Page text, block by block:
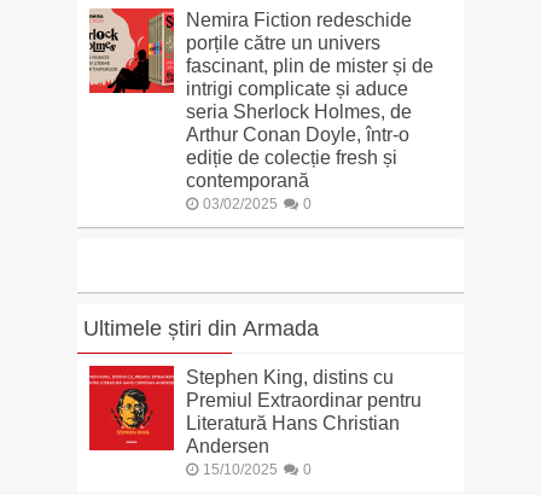
Nemira Fiction redeschide
porțile către un univers
fascinant, plin de mister și de
intrigi complicate și aduce
seria Sherlock Holmes, de
Arthur Conan Doyle, într-o
ediție de colecție fresh și
contemporană
03/02/2025 0
Ultimele știri din Armada
Stephen King, distins cu
Premiul Extraordinar pentru
Literatură Hans Christian
Andersen
15/10/2025 0